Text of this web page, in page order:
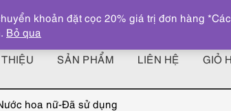
z
SẢN PHẨM LIÊN HỆ GIỎ
hoa nữ-Đã sử dụng
khoản đặt cọc 20% giá trị đơn hàng
Bỏ qua